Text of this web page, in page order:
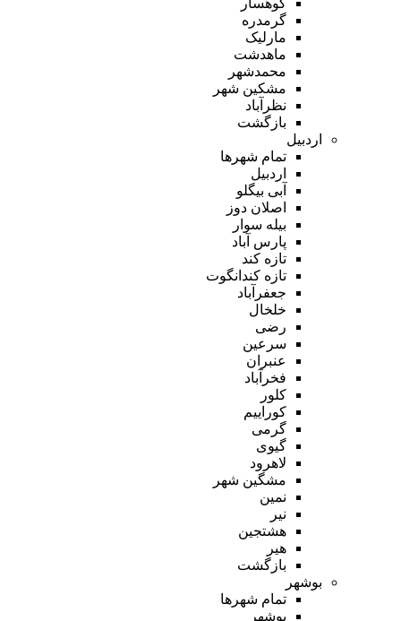
گرمدره
مارلیک
ماهدشت
محمدشهر
مشکین شهر
نظرآباد
بازگشت
اردبیل
تمام شهر‌ها
اردبیل
آبی بیگلو
اصلان دوز
بیله سوار
پارس آباد
تازه کند
تازه کندانگوت
جعفرآباد
خلخال
رضی
سرعین
عنبران
فخرآباد
کلور
کوراییم
گرمی
گیوی
لاهرود
مشگین شهر
نمین
نیر
هشتجین
هیر
بازگشت
بوشهر
تمام شهر‌ها
بوشهر